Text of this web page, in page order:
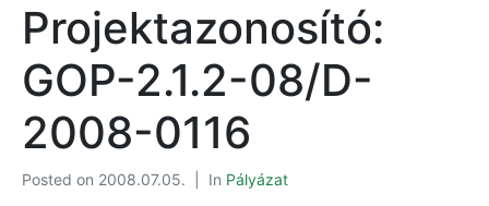
Projektazonosító:
GOP-2.1.2-08/D-
2008-0116
Posted on 2008.07.05. In Pályázat